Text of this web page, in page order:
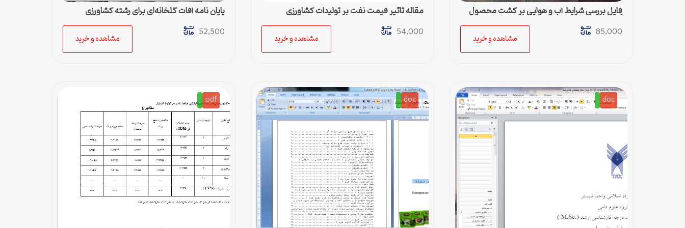
فایل بررسی شرایط آب و هوایی بر کشت محصول
گندم
85,000
مشاهده و خرید
مقاله تاثیر قیمت نفت بر تولیدات کشاورزی
54,000
مشاهده و خرید
پایان نامه آفات گلخانه‌ای برای رشته کشاورزی
52,500
مشاهده و خرید
doc
doc
pdf